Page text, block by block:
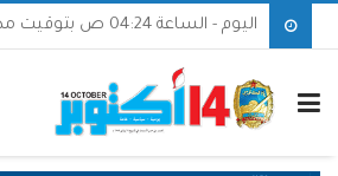
اليوم - الساعة 04:24 ص بتوقيت مدينة عدن